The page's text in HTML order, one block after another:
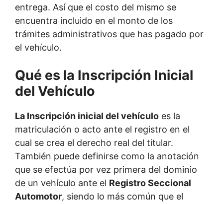
entrega. Así que el costo del mismo se
encuentra incluido en el monto de los
trámites administrativos que has pagado por
el vehículo.
Qué es la Inscripción Inicial
del Vehículo
La Inscripción inicial del vehículo es la
matriculación o acto ante el registro en el
cual se crea el derecho real del titular.
También puede definirse como la anotación
que se efectúa por vez primera del dominio
de un vehículo ante el Registro Seccional
Automotor, siendo lo más común que el